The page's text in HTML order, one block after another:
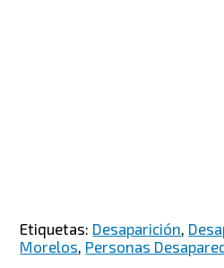
Etiquetas: Desaparición,
Morelos, Personas